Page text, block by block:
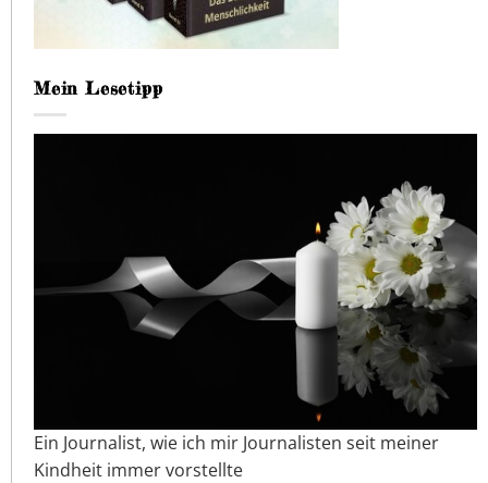
Mein Lesetipp
Ein Journalist, wie ich mir Journalisten seit meiner
Kindheit immer vorstellte